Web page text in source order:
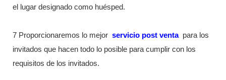
el lugar designado como huésped.
7 Proporcionaremos lo mejor servicio post venta para los
invitados que hacen todo lo posible para cumplir con los
requisitos de los invitados.